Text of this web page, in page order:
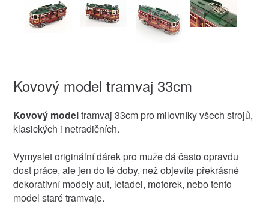
Kovový model tramvaj 33cm
Kovový modeltramvaj 33cm pro milovníky všech strojů,
klasických i netradičních.
Vymyslet originální dárek pro muže dá často opravdu
dost práce, ale jen do té doby, než objevíte překrásné
dekorativní modely aut, letadel, motorek, nebo tento
model staré tramvaje.